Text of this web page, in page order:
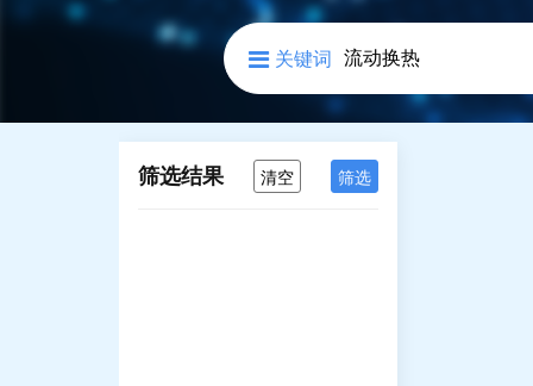
关键词
筛选结果 清空 筛选